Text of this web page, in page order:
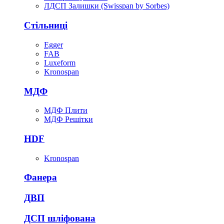
ЛДСП Залишки (Swisspan by Sorbes)
Стільниці
Egger
FAB
Luxeform
Kronospan
МДФ
МДФ Плити
МДФ Решітки
HDF
Kronospan
Фанера
ДВП
ДСП шліфована